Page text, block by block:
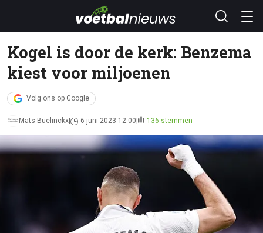
Kogel is door de kerk: Benzema
kiest voor miljoenen
Volg ons op Google
Mats Buelinckx 6 juni 2023 12:00 136 stemmen